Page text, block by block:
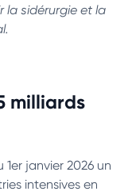
la sidérurgie et la
milliards
janvier 2026 un
intensives en